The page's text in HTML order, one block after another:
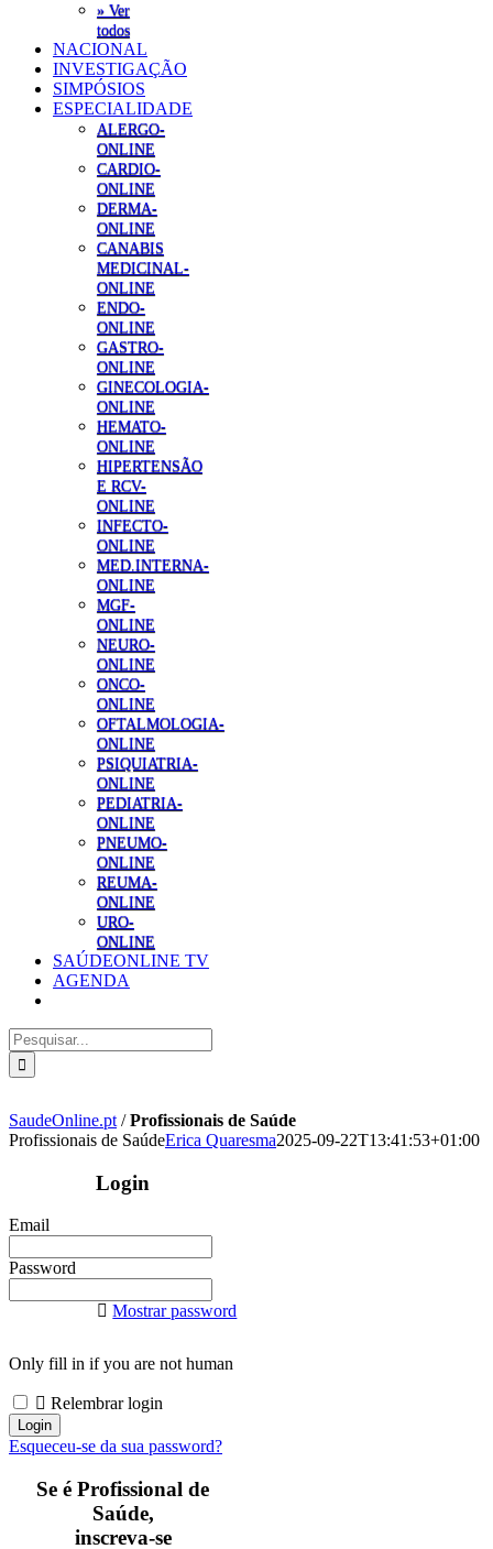
» Ver
todos
NACIONAL
INVESTIGAÇÃO
SIMPÓSIOS
ESPECIALIDADE
ALERGO-
ONLINE
CARDIO-
ONLINE
DERMA-
ONLINE
CANABIS
MEDICINAL-
ONLINE
ENDO-
ONLINE
GASTRO-
ONLINE
GINECOLOGIA-
ONLINE
HEMATO-
ONLINE
HIPERTENSÃO
E RCV-
ONLINE
INFECTO-
ONLINE
MED.INTERNA-
ONLINE
MGF-
ONLINE
NEURO-
ONLINE
ONCO-
ONLINE
OFTALMOLOGIA-
ONLINE
PSIQUIATRIA-
ONLINE
PEDIATRIA-
ONLINE
PNEUMO-
ONLINE
REUMA-
ONLINE
URO-
ONLINE
SAÚDEONLINE TV
AGENDA
Pesquisar
SaudeOnline.pt /Profissionais de Saúde
Profissionais de SaúdeErica Quaresma2025-09-22T13:41:53+01:00
Login
Email
Password
Mostrar password
Only fill in if you are not human
Relembrar login
Esqueceu-se da sua password?
Se é Profissional de
Saúde,
inscreva-se